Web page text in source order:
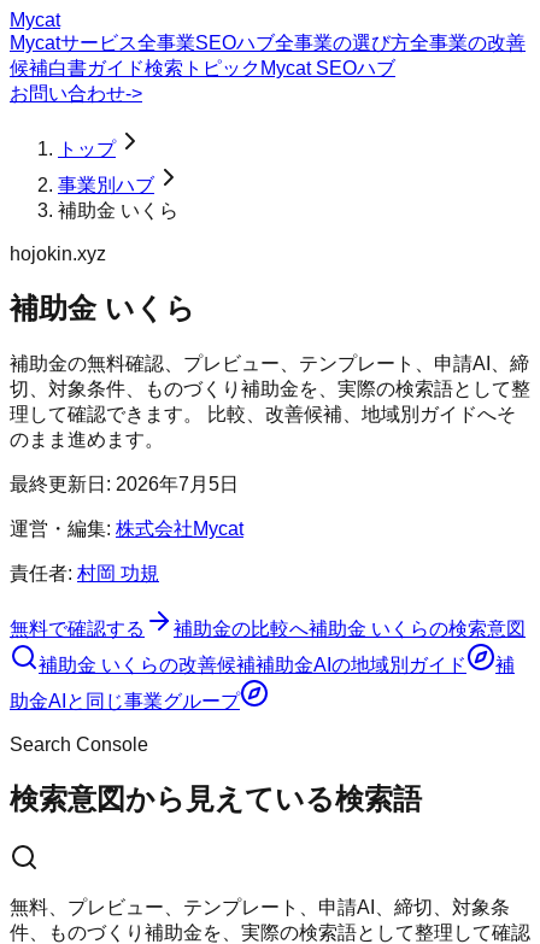
Mycat
Mycatサービス全事業SEOハブ全事業の選び方全事業の改善
候補白書ガイド検索トピック Mycat SEOハブ
お問い合わせ->
トップ
事業別ハブ
補助金 いくら
hojokin.xyz
補助金 いくら
補助金の無料確認、プレビュー、テンプレート、申請AI、締
切、対象条件、ものづくり補助金を、実際の検索語として整
理して確認できます。 比較、改善候補、地域別ガイドへそ
のまま進めます。
最終更新日: 2026年7月5日
運営・編集: 株式会社Mycat
責任者: 村岡 功規
無料で確認する 補助金の比較へ補助金 いくらの検索意図
補助金 いくらの改善候補補助金AI の地域別ガイド
補
助金AI と同じ事業グループ
Search Console
検索意図から見えている検索語
無料、プレビュー、テンプレート、申請AI、締切、対象条
件、ものづくり補助金を、実際の検索語として整理して確認